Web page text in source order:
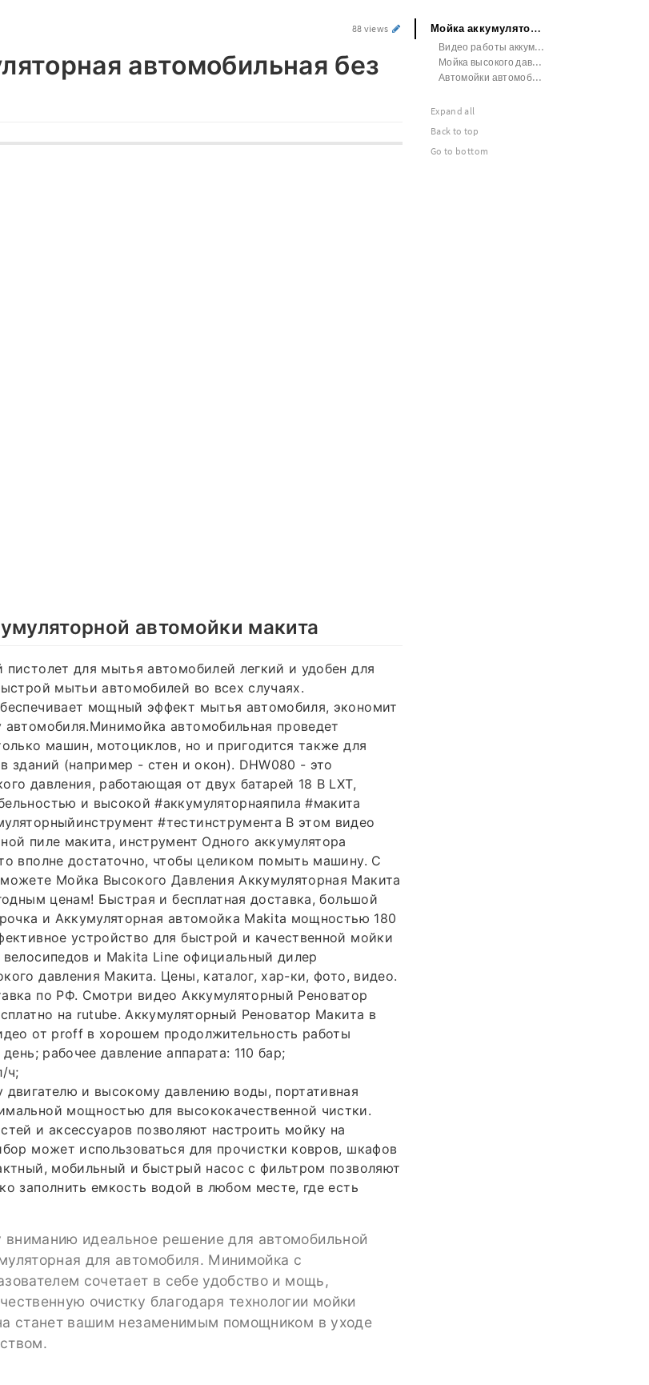
88 views
автомобильная без
автомойки макита
для мытья автомобилей легкий и удобен для
мытьи автомобилей во всех случаях.
мощный эффект мытья автомобиля, экономит
автомобильная проведет
машин, мотоциклов, но и пригодится также для
зданий (например - стен и окон). DHW080 - это
давления, работающая от двух батарей 18 В LXT,
и высокой #аккумуляторнаяпила #макита
#тестинструмента В этом видео
пиле макита, инструмент Одного аккумулятора
вполне достаточно, чтобы целиком помыть машину. С
Мойка Высокого Давления Аккумуляторная Макита
ценам! Быстрая и бесплатная доставка, большой
и Аккумуляторная автомойка Makita мощностью 180
устройство для быстрой и качественной мойки
и Makita Line официальный дилер
давления Макита. Цены, каталог, хар-ки, фото, видео.
по РФ. Смотри видео Аккумуляторный Реноватор
на rutube. Аккумуляторный Реноватор Макита в
от proff в хорошем продолжительность работы
рабочее давление аппарата: 110 бар;
ч;
двигателю и высокому давлению воды, портативная
мощностью для высококачественной чистки.
и аксессуаров позволяют настроить мойку на
может использоваться для прочистки ковров, шкафов
мобильный и быстрый насос с фильтром позволяют
заполнить емкость водой в любом месте, где есть
идеальное решение для автомобильной
для автомобиля. Минимойка с
сочетает в себе удобство и мощь,
очистку благодаря технологии мойки
станет вашим незаменимым помощником в уходе
Мойка аккумуляторная автомобильная без аккумулятора
Видео работы аккумуляторной автомойки макита
Мойка высокого давления на аккумуляторе makita обзор
Автомойки автомобильные аккумуляторные
Expand all
Back to top
Go to bottom